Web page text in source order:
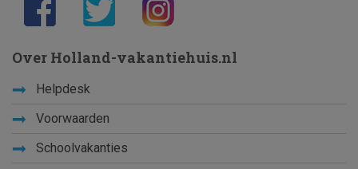
Over Holland-vakantiehuis.nl
Helpdesk
Voorwaarden
Schoolvakanties